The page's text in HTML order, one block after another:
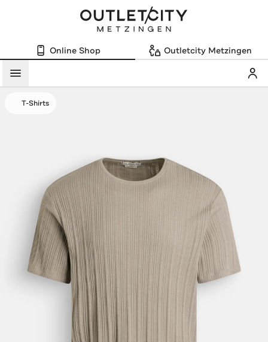
Online Shop Outletcity Metzingen
Menü
T-Shirts